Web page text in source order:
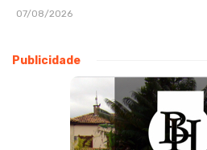
07/08/2026
Publicidade